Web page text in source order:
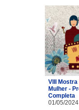
VIII Mostra
Mulher -
Completa
01/05/2024